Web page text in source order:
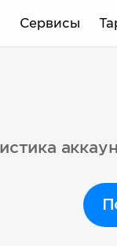
Сервисы